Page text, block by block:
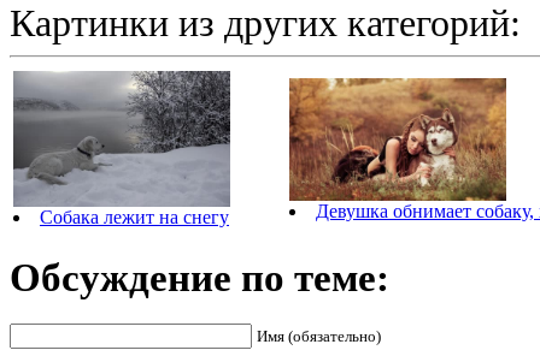
Картинки из других категорий:
Собака лежит на снегу Девушка обнимает собаку,
Обсуждение по теме:
Имя (обязательно)